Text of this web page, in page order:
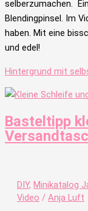
selberzumachen.
Blendingpinsel. Im
haben. Mit eine
und edel!
Hintergrund mit
Basteltipp
DIY, Minikatalog
Video / Anja Luft